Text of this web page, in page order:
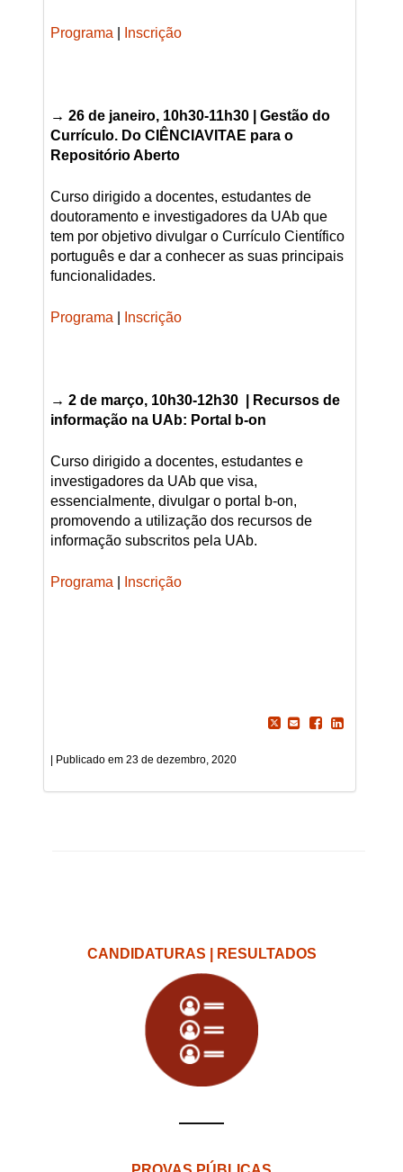
Programa Inscrição
→ 26 de janeiro, 10h30-11h30 | Gestão do
Currículo. Do CIÊNCIAVITAE para o
Repositório Aberto
Curso dirigido a docentes, estudantes de
doutoramento e investigadores da UAb que
tem por objetivo divulgar o Currículo Científico
português e dar a conhecer as suas principais
funcionalidades.
Programa Inscrição
→ 2 de março, 10h30-12h30 |
Recursos de
informação na UAb: Portal b-on
Curso dirigido a docentes, estudantes e
investigadores da UAb que visa,
essencialmente, divulgar o portal b-on,
promovendo a utilização dos recursos de
informação subscritos pela UAb.
Programa Inscrição
23 de dezembro, 2020
CANDIDATURAS | RESULTADOS